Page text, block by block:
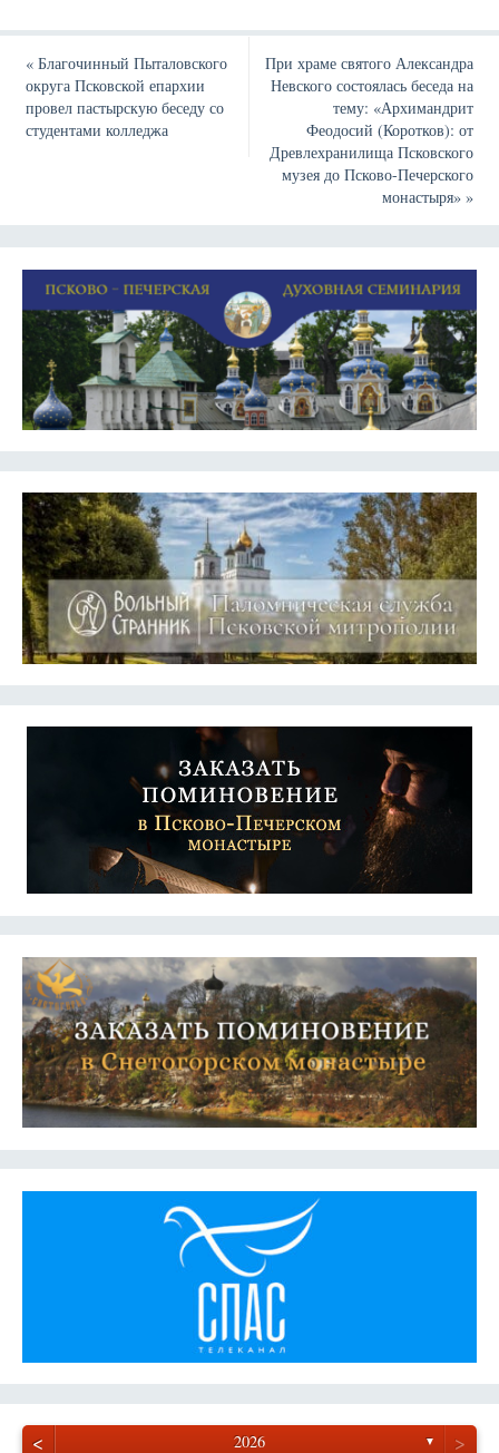
«Благочинный Пыталовского
округа Псковской епархии
провел пастырскую беседу со
студентами колледжа
При храме святого Александра
Невского состоялась беседа на
тему: «Архимандрит
Феодосий (Коротков): от
Древлехранилища Псковского
музея до Псково-Печерского
монастыря»»
< 2026 ▼ >